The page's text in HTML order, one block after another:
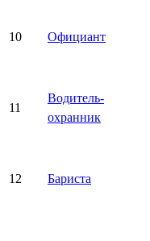
10 Официант
11
Водитель-
охранник
12 Бариста